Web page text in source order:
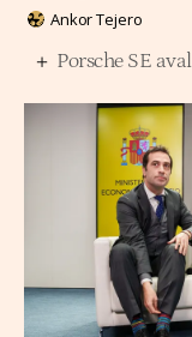
Ankor Tejero
Porsche SE